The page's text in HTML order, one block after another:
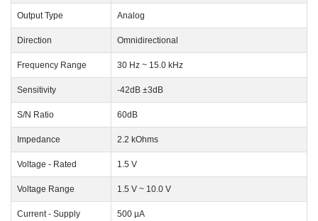
Output Type Analog
Direction Omnidirectional
Frequency Range 30 Hz ~ 15.0 kHz
Sensitivity -42dB ±3dB
S/N Ratio 60dB
Impedance 2.2 kOhms
Voltage - Rated 1.5 V
Voltage Range 1.5 V ~ 10.0 V
Current - Supply 500 µA